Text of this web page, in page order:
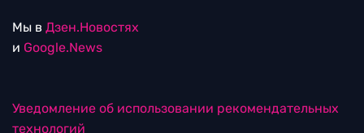
Мы в Дзен.Новостях
и Google.News
Уведомление об использовании рекомендательных
технологий